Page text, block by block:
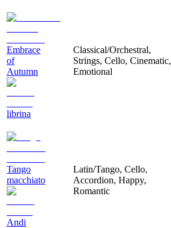
Embrace
of
Autumn
librina
Classical/Orchestral,
Strings, Cello, Cinematic,
Emotional
Tango
macchiato
Andi
Latin/Tango, Cello,
Accordion, Happy,
Romantic